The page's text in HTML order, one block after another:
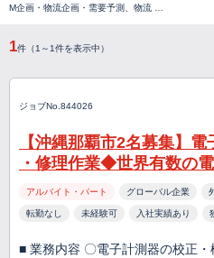
M企画・物流企画・需要予測、物流 …
1件（1～1件を表示中）
ジョブNo.844026
【沖縄那覇市2名募集】
・修理作業◆世界有数の
アルバイト・パート グローバル企業
転勤なし 未経験可 入社実績あり
■ 業務内容 〇電子計測器の校正